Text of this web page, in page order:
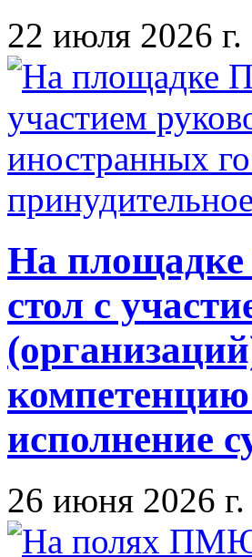
22 июля 2026 г.
На
стол с
исполнение
26 июня 2026 г.